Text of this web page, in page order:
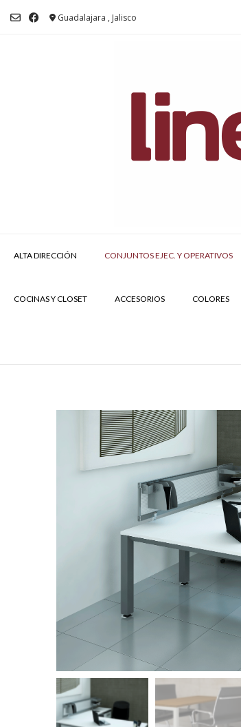
Guadalajara , Jalisco
ALTA DIRECCIÓN CONJUNTOS EJEC. Y OPERATIVOS
COCINAS Y CLOSET ACCESORIOS COLORES